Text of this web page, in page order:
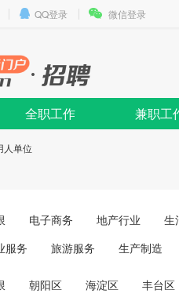
QQ登录 微信登录
全职工作 兼职工
人单位
电子商务 地产行业 生
服务
旅游服务 生产制造
朝阳区 海淀区 丰台区